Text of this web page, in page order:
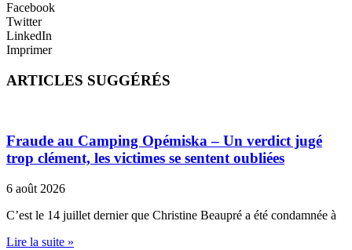
Facebook
Twitter
LinkedIn
Imprimer
ARTICLES SUGGÉRÉS
Fraude au Camping Opémiska – Un verdict jugé
trop clément, les victimes se sentent oubliées
6 août 2026
C’est le 14 juillet dernier que Christine Beaupré a été condamnée à
Lire la suite »